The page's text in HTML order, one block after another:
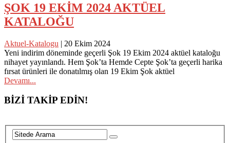
ŞOK 19 EKİM 2024 AKTÜEL
KATALOĞU
Aktuel-Katalogu | 20 Ekim 2024
Yeni indirim döneminde geçerli Şok 19 Ekim 2024 aktüel kataloğu
nihayet yayınlandı. Hem Şok’ta Hemde Cepte Şok’ta geçerli harika
fırsat ürünleri ile donatılmış olan 19 Ekim Şok aktüel
Devamı...
Posts
navigation
BİZİ TAKİP EDİN!